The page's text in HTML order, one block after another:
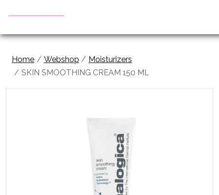
Home Webshop
Moisturizers
SKIN SMOOTHING CREAM 150 ML